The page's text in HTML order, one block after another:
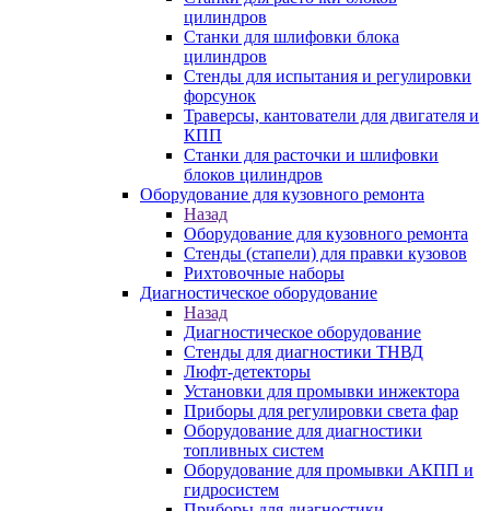
цилиндров
Станки для шлифовки блока
цилиндров
Стенды для испытания и регулировки
форсунок
Траверсы, кантователи для двигателя и
КПП
Станки для расточки и шлифовки
блоков цилиндров
Оборудование для кузовного ремонта
Назад
Оборудование для кузовного ремонта
Стенды (стапели) для правки кузовов
Рихтовочные наборы
Диагностическое оборудование
Назад
Диагностическое оборудование
Стенды для диагностики ТНВД
Люфт-детекторы
Установки для промывки инжектора
Приборы для регулировки света фар
Оборудование для диагностики
топливных систем
Оборудование для промывки АКПП и
гидросистем